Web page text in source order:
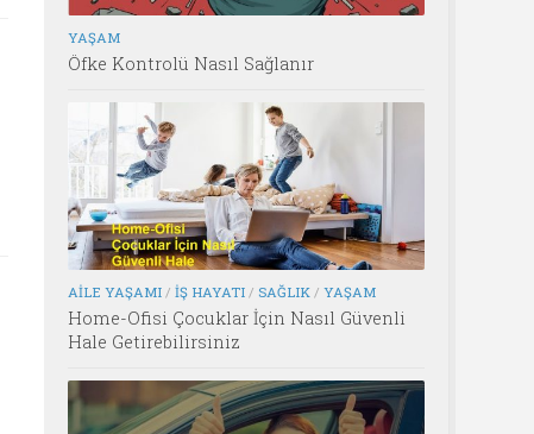
YAŞAM
Öfke Kontrolü Nasıl Sağlanır
AILE YAŞAMI / İŞ HAYATI / SAĞLIK / YAŞAM
Home-Ofisi Çocuklar İçin Nasıl Güvenli
Hale Getirebilirsiniz